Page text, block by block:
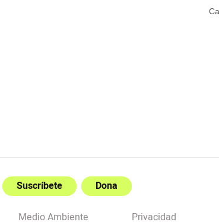
Suscríbete Dona
Medio Ambiente Privacidad